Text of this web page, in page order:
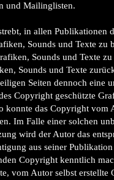
und Mailinglisten.
in allen Publikationen
Sounds und Texte zu
Sounds und Texte
Sounds und Texte
Seiten dennoch eine
Copyright geschützte
konnte das Copyright vom
Im Falle einer solchen
wird der Autor das
aus seiner
Copyright kenntlich
vom Autor selbst erstellte